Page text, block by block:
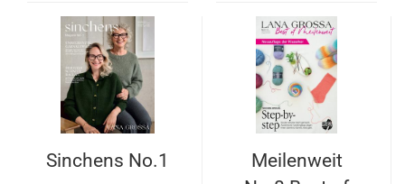
Sinchens No.1
Meilenweit